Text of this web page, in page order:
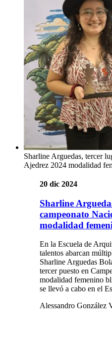
Sharline Arguedas, tercer
Ajedrez 2024 modalidad
20 dic 2024
Sharline
campeonato
modalidad
En la Escuela de
talentos abarcan
Sharline Arguedas
tercer puesto en
modalidad femenino
se llevó a cabo en el
Alessandro González